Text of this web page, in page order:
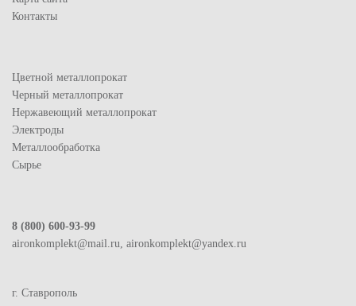
Контакты
Цветной металлопрокат
Черный металлопрокат
Нержавеющий металлопрокат
Электроды
Металлообработка
Сырье
8 (800) 600-93-99
aironkomplekt@mail.ru, aironkomplekt@yandex.ru
г. Ставрополь